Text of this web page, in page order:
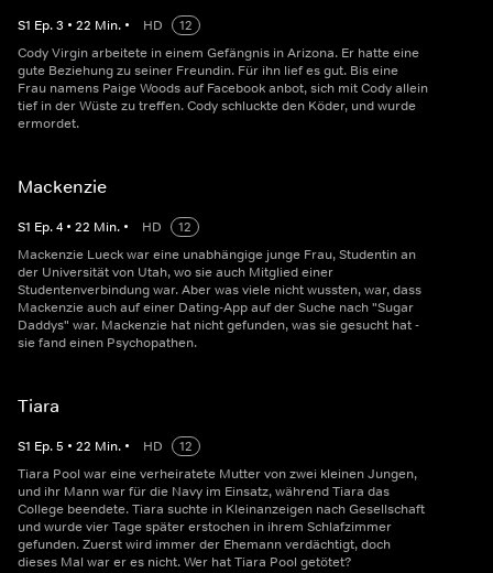
S1 Ep.3 • 22 Min. • HD
12
Cody Virgin arbeitete in einem Gefängnis in Arizona. Er hatte eine
gute Beziehung zu seiner Freundin. Für ihn lief es gut. Bis eine
Frau namens Paige Woods auf Facebook anbot, sich mit Cody allein
tief in der Wüste zu treffen. Cody schluckte den Köder, und wurde
ermordet.
Mackenzie
S1 Ep.4 • 22 Min. • HD
12
Mackenzie Lueck war eine unabhängige junge Frau, Studentin an
der Universität von Utah, wo sie auch Mitglied einer
Studentenverbindung war. Aber was viele nicht wussten, war, dass
Mackenzie auch auf einer Dating-App auf der Suche nach "Sugar
Daddys" war. Mackenzie hat nicht gefunden, was sie gesucht hat -
sie fand einen Psychopathen.
Tiara
S1 Ep.5 • 22 Min. • HD
12
Tiara Pool war eine verheiratete Mutter von zwei kleinen Jungen,
und ihr Mann war für die Navy im Einsatz, während Tiara das
College beendete. Tiara suchte in Kleinanzeigen nach Gesellschaft
und wurde vier Tage später erstochen in ihrem Schlafzimmer
gefunden. Zuerst wird immer der Ehemann verdächtigt, doch
dieses Mal war er es nicht. Wer hat Tiara Pool getötet?